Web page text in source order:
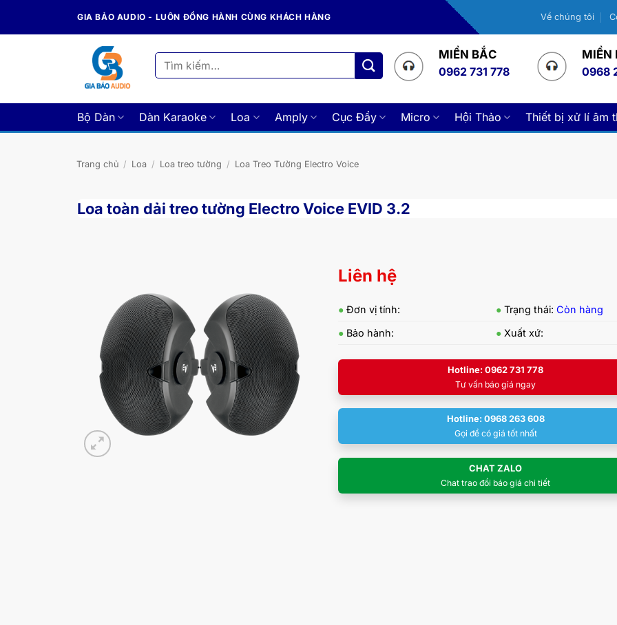
GIA BẢO AUDIO - LUÔN ĐỒNG HÀNH CÙNG KHÁCH HÀNG Về chúng tôi
Tìm
kiếm:
MIỀN BẮC
0962 731 778
MIỀN
0968
Bộ Dàn Dàn Karaoke Loa Amply Cục Đẩy Micro Hội Thảo Thiết bị xử lí âm
Trang chủ / Loa / Loa treo tường / Loa Treo Tường Electro Voice
Loa toàn dải treo tường Electro Voice EVID 3.2
Liên hệ
●Đơn vị tính: ● Trạng thái: Còn hàng
● Bảo hành: ● Xuất xứ:
Hotline: 0962 731 778
Tư vấn báo giá ngay
Hotline: 0968 263 608
Gọi để có giá tốt nhất
CHAT ZALO
Chat trao đổi báo giá chi tiết